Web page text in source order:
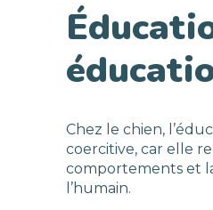
Chez le chien,
coercitive, car elle
comportements et
l’humain.